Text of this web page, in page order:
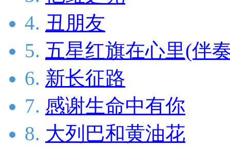
4. 丑朋友
5. 五星红旗在心里(伴
6. 新长征路
7. 感谢生命中有你
8. 大列巴和黄油花